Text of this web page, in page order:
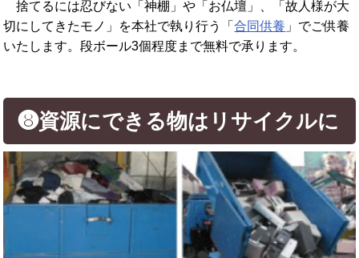
捨てるには忍びない「神棚」や「お仏壇」、「故人様が大
切にしてきたモノ」を本社で執り行う「合同供養 」でご供養
いたします。段ボール3個程度まで無料で承ります。
❽資源にできる物はリサイクルに